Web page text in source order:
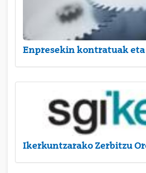
Enpresekin kontratuak
Ikerkuntzarako Zerbitzu